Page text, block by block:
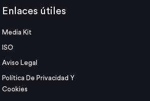
Enlaces útiles
Media Kit
ISO
Aviso Legal
Política De Privacidad Y
Cookies